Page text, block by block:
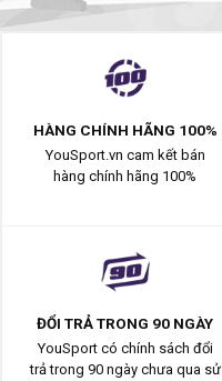
HÀNG CHÍNH HÃNG 100%
YouSport.vn cam kết bán
hàng chính hãng 100%
ĐỔI TRẢ TRONG 90 NGÀY
YouSport có chính sách đổi
trả trong 90 ngày chưa qua sử